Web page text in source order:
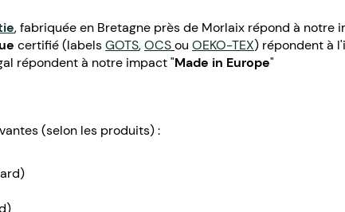
, fabriquée en Bretagne près de Morlaix répond à notre
certifié (labelsGOTS,OCSou OEKO-TEX) répondent à
répondent à notre impact "Made in Europe"
(selon les produits) :